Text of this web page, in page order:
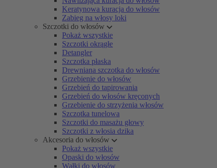
Keratynowa kuracja do włosów
Zabieg na włosy loki
Szczotki do włosów
Pokaż wszystkie
Szczotki okrągłe
Detangler
Szczotka płaska
Drewniana szczotka do włosów
Grzebienie do włosów
Grzebień do tapirowania
Grzebień do włosów kręconych
Grzebienie do strzyżenia włosów
Szczotka tunelowa
Szczotki do masażu głowy
Szczotki z włosia dzika
Akcesoria do włosów
Pokaż wszystkie
Opaski do włosów
Wałki do włosów